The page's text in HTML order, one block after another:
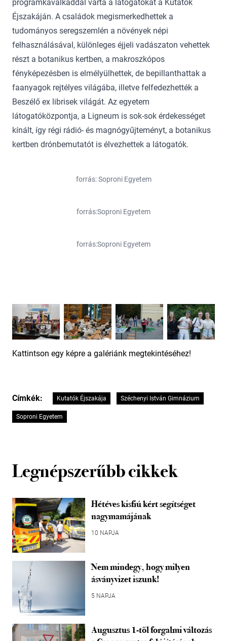
programkavalkáddal várta a látogatókat a Kutatók
Éjszakáján. A családok megismerkedhettek a
tudományos seregszemlén a növények népi
felhasználásával, különleges éjjeli vadászaton vehettek
részt a botanikus kertben, a makroszkópos
fényképezésben is elmélyülhettek, de bepillanthattak a
faanyagok rejtélyes világába, illetve felfedezhették a
Beszélő ex librisek világát. Az egyetem
látogatóközpontja, a Ligneum is sok-sok érdekességet
kínált, így régi rádió- és magnógyűjteményt, a botanikus
kertben drónbemutatót is élvezhettek a látogatók.
forrás: Soproni Egyetem
forrás:Soproni Egyetem
forrás:Soproni Egyetem
Kattintson egy képre a galériánk megtekintéséhez!
Címkék: Kutatók Éjszakája Széchenyi István Gimnázium
Soproni Egyetem
Legnépszerűbb cikkek
Hétéves kisfiú kért segítséget
nagymamájának
10 NAPJA
Nem mindegy, hogy milyen
ásványvizet iszunk!
5 NAPJA
Augusztus 1-től forgalmi változás